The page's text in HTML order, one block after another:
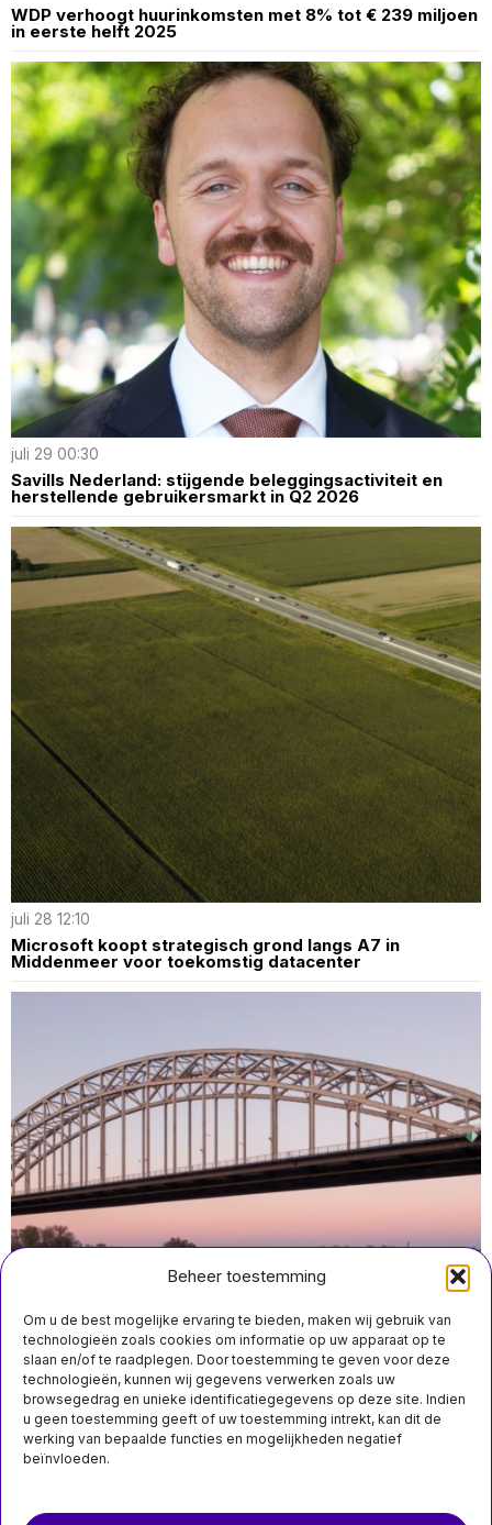
Beheer toestemming
Om u de best mogelijke ervaring te bieden, maken wij gebruik van
technologieën zoals cookies om informatie op uw apparaat op te
slaan en/of te raadplegen. Door toestemming te geven voor deze
technologieën, kunnen wij gegevens verwerken zoals uw
browsegedrag en unieke identificatiegegevens op deze site. Indien
u geen toestemming geeft of uw toestemming intrekt, kan dit de
werking van bepaalde functies en mogelijkheden negatief
beïnvloeden.
WDP verhoogt huurinkomsten met 8% tot € 239 miljoen
in eerste helft 2025
juli 29 00:30
Savills Nederland: stijgende beleggingsactiviteit en
herstellende gebruikersmarkt in Q2 2026
juli 28 12:10
Microsoft koopt strategisch grond langs A7 in
Middenmeer voor toekomstig datacenter
juli 24 19:50
Nederlandse economie stokt zonder urgente
investeringen in infrastructuur, zegt Heijmans-CEO